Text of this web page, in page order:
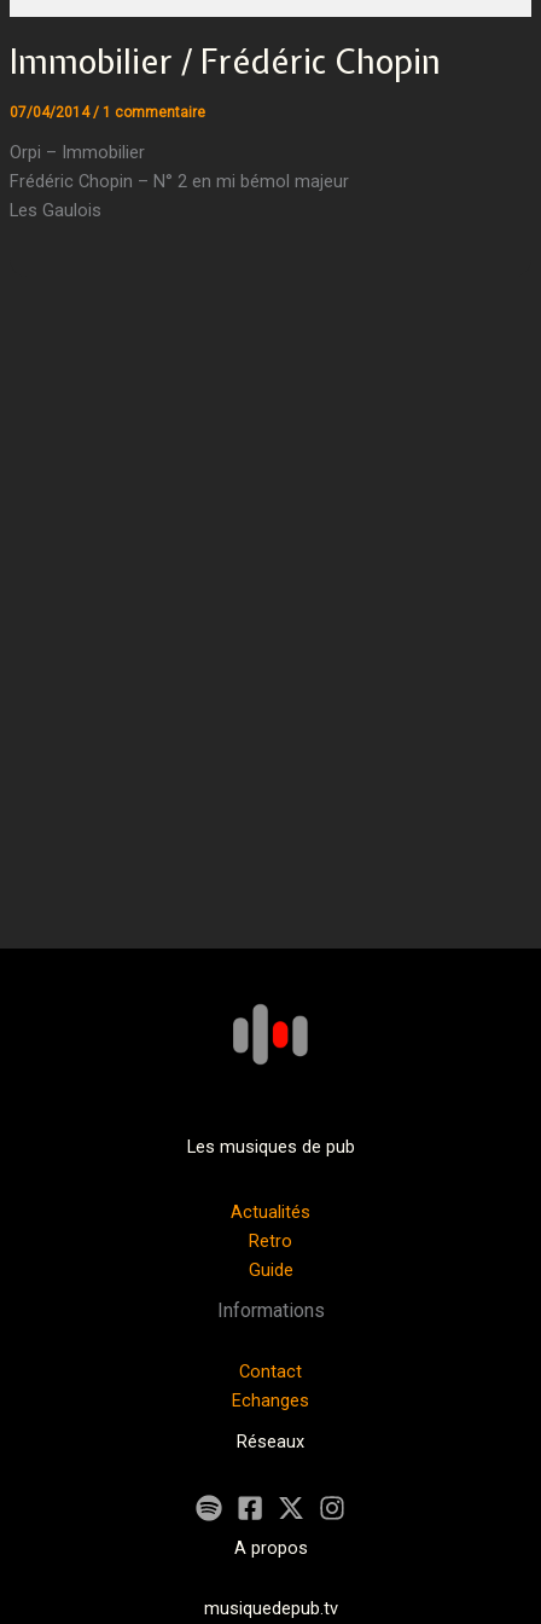
Immobilier / Frédéric Chopin
07/04/2014/ 1 commentaire
Orpi – Immobilier
Frédéric Chopin – N° 2 en mi bémol majeur
Les Gaulois
Les musiques de pub
Actualités
Retro
Guide
Informations
Contact
Echanges
Réseaux
A propos
musiquedepub.tv